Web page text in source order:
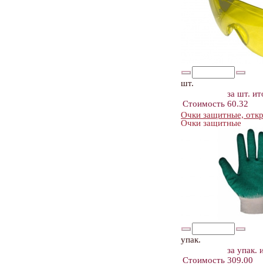
шт.
за шт.
Стоимость 60.32
Очки защитные,
Очки защитные
упак.
за упак.
Стоимость 309.00